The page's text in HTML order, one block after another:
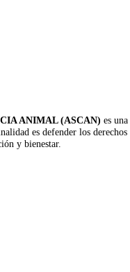
ANIMAL (ASCAN) es una
es defender los derechos
y bienestar.